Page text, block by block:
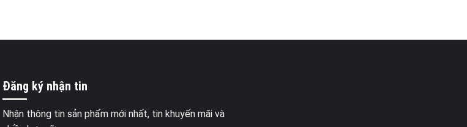
Đăng ký nhận tin
Nhận thông tin sản phẩm mới nhất, tin khuyến mãi và